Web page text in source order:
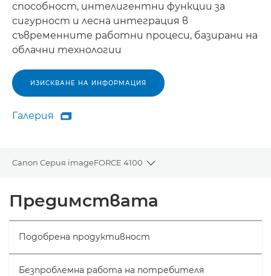
способност, интелигентни функции за
сигурност и лесна интеграция в
съвременните работни процеси, базирани на
облачни технологии
ИЗИСКВАНЕ НА ИНФОРМАЦИЯ
Галерия
Галерия

Canon Серия imageFORCE 4100
Toggle breadcrumbs
Спецификации
Предимствата
Подобрена продуктивност
Безпроблемна работа на потребителя